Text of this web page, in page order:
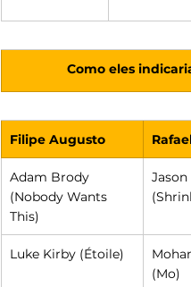
Como eles
Filipe Augusto
Adam Brody
(Nobody Wants
This)
Jason
Luke Kirby (Étoile)
(Mo)